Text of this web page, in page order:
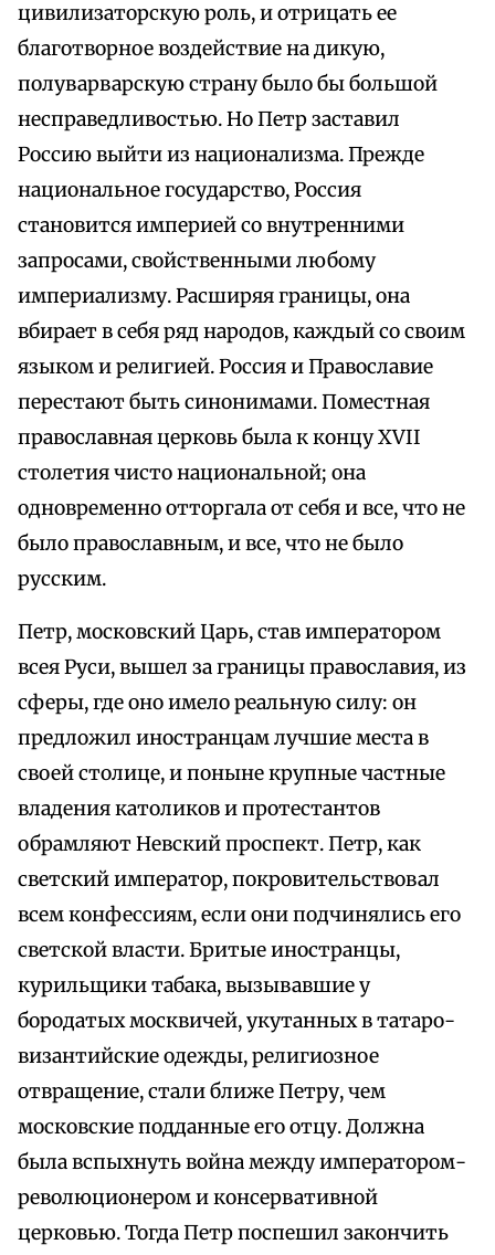
цивилизаторскую роль, и отрицать ее
благотворное воздействие на дикую,
полуварварскую страну было бы большой
несправедливостью. Но Петр заставил
Россию выйти из национализма. Прежде
национальное государство, Россия
становится империей со внутренними
запросами, свойственными любому
империализму. Расширяя границы, она
вбирает в себя ряд народов, каждый со своим
языком и религией. Россия и Православие
перестают быть синонимами. Поместная
православная церковь была к концу ХVII
столетия чисто национальной; она
одновременно отторгала от себя и все, что не
было православным, и все, что не было
русским.
Петр, московский Царь, став императором
всея Руси, вышел за границы православия, из
сферы, где оно имело реальную силу: он
предложил иностранцам лучшие места в
своей столице, и поныне крупные частные
владения католиков и протестантов
обрамляют Невский проспект. Петр, как
светский император, покровительствовал
всем конфессиям, если они подчинялись его
светской власти. Бритые иностранцы,
курильщики табака, вызывавшие у
бородатых москвичей, укутанных в татаро-
византийские одежды, религиозное
отвращение, стали ближе Петру, чем
московские подданные его отцу. Должна
была вспыхнуть война между императором-
революционером и консервативной
церковью. Тогда Петр поспешил закончить